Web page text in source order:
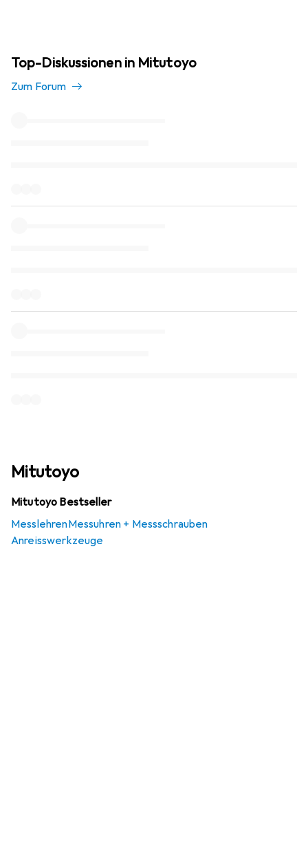
Top-Diskussionen in Mitutoyo
Zum Forum
Mitutoyo
Mitutoyo Bestseller
MesslehrenMessuhren + Messschrauben
Anreisswerkzeuge